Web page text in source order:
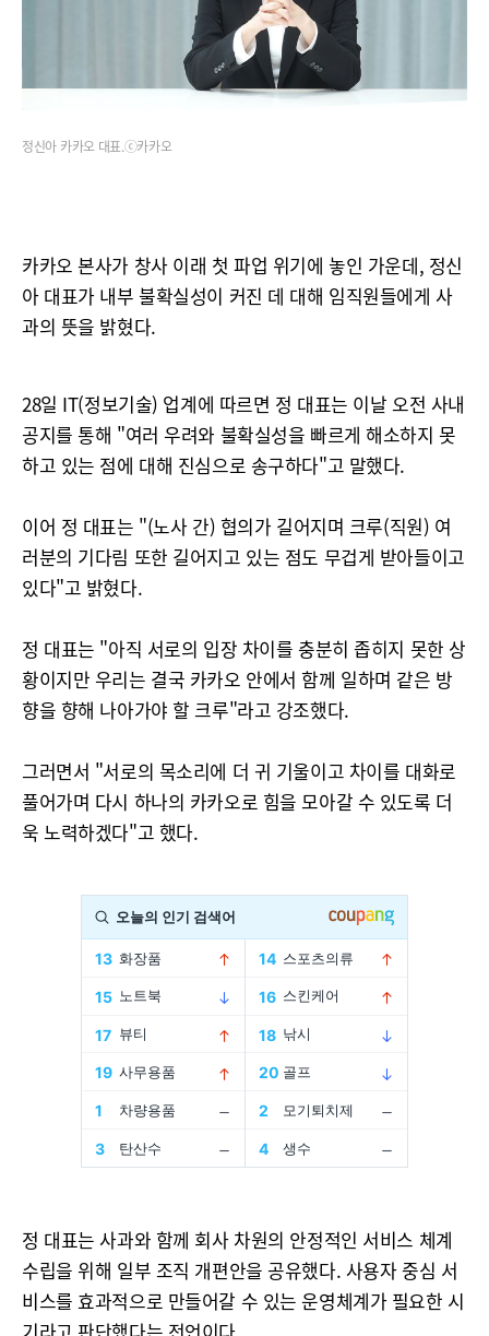
정신아 카카오 대표.ⓒ카카오
카카오 본사가 창사 이래 첫 파업 위기에 놓인 가운데, 정신
아 대표가 내부 불확실성이 커진 데 대해 임직원들에게 사
과의 뜻을 밝혔다.
28일 IT(정보기술) 업계에 따르면 정 대표는 이날 오전 사내
공지를 통해 "여러 우려와 불확실성을 빠르게 해소하지 못
하고 있는 점에 대해 진심으로 송구하다"고 말했다.
이어 정 대표는 "(노사 간) 협의가 길어지며 크루(직원) 여
러분의 기다림 또한 길어지고 있는 점도 무겁게 받아들이고
있다"고 밝혔다.
정 대표는 "아직 서로의 입장 차이를 충분히 좁히지 못한 상
황이지만 우리는 결국 카카오 안에서 함께 일하며 같은 방
향을 향해 나아가야 할 크루"라고 강조했다.
그러면서 "서로의 목소리에 더 귀 기울이고 차이를 대화로
풀어가며 다시 하나의 카카오로 힘을 모아갈 수 있도록 더
욱 노력하겠다"고 했다.
정 대표는 사과와 함께 회사 차원의 안정적인 서비스 체계
수립을 위해 일부 조직 개편안을 공유했다. 사용자 중심 서
비스를 효과적으로 만들어갈 수 있는 운영체계가 필요한 시